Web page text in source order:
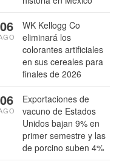
WK Kellogg Co
eliminará los
colorantes artificiales
en sus cereales para
finales de 2026
06
Exportaciones de
vacuno de Estados
Unidos bajan 9% en
primer semestre y las
de porcino suben 4%
06